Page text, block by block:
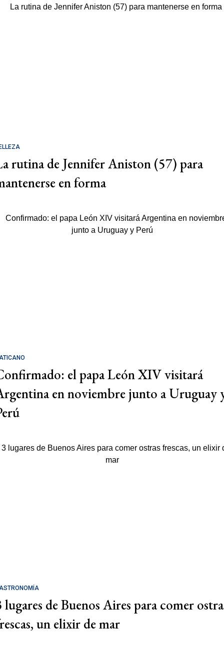
rutina de Jennifer Aniston (57) para
en forma
el papa León XIV visitará
en noviembre junto a Uruguay
lugares de Buenos Aires para comer
un elixir de mar